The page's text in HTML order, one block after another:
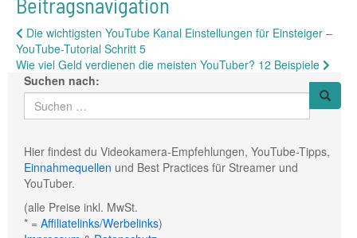
Die wichtigsten YouTube Kanal Einstellungen für Einsteiger –
YouTube-Tutorial Schritt 5
Wie viel Geld verdienen die meisten YouTuber? 12 Beispiele
Suchen nach:
Hier findest du Videokamera-Empfehlungen, YouTube-Tipps,
Einnahmequellen und Best Practices für Streamer und
YouTuber.
(alle Preise inkl. MwSt.
* = Affiliatelinks/Werbelinks)